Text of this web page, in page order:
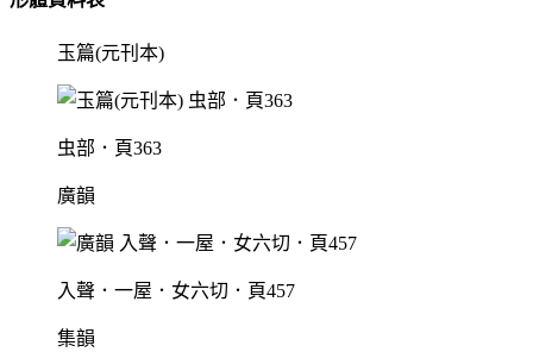
玉篇(元刊本)
虫部．頁363
廣韻
入聲．一屋．女六切．頁457
集韻